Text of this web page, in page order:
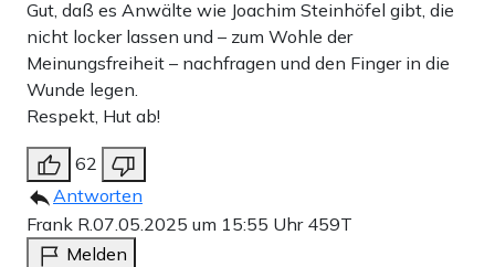
Gut, daß es Anwälte wie Joachim Steinhöfel gibt, die
nicht locker lassen und – zum Wohle der
Meinungsfreiheit – nachfragen und den Finger in die
Wunde legen.
Respekt, Hut ab!
62
Antworten
Frank R.07.05.2025 um 15:55 Uhr 459T
Melden